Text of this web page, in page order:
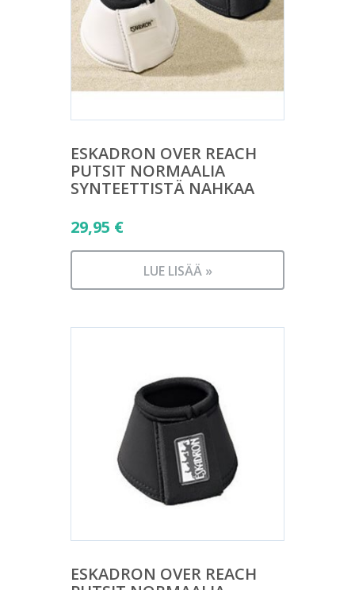
ESKADRON OVER REACH
PUTSIT NORMAALIA
SYNTEETTISTÄ NAHKAA
29,95 €
LUE LISÄÄ »
ESKADRON OVER REACH